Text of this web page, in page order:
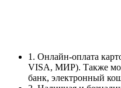
1. Онлайн-оплата
VISA, МИР). Также
банк, электронный